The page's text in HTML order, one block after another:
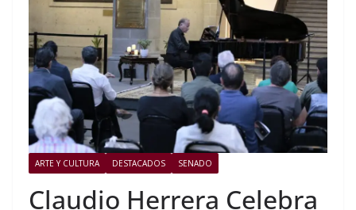
ARTE Y CULTURA DESTACADOS SENADO
Claudio Herrera Celebra